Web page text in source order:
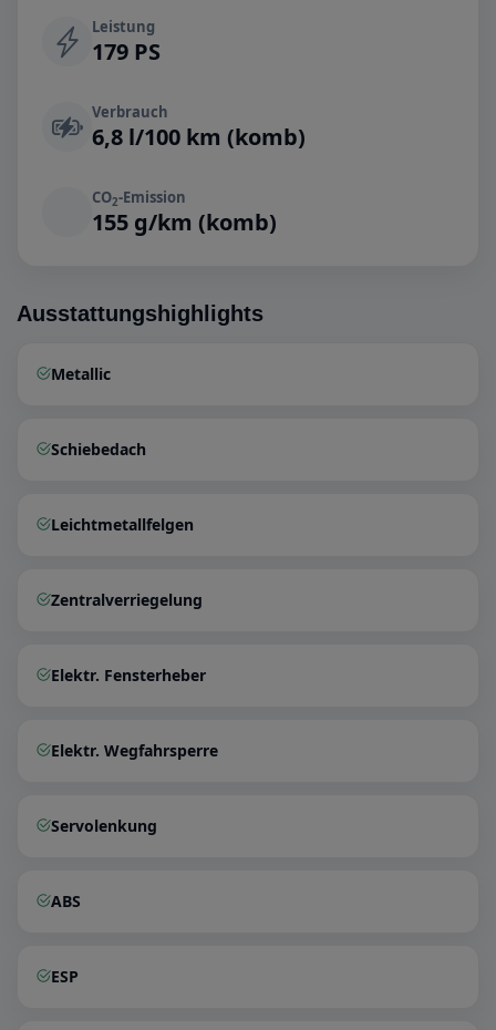
Leistung
179 PS
Verbrauch
6,8 l/100 km (komb)
CO2-Emission
155 g/km (komb)
Ausstattungshighlights
Metallic
Schiebedach
Leichtmetallfelgen
Zentralverriegelung
Elektr. Fensterheber
Elektr. Wegfahrsperre
Servolenkung
ABS
ESP